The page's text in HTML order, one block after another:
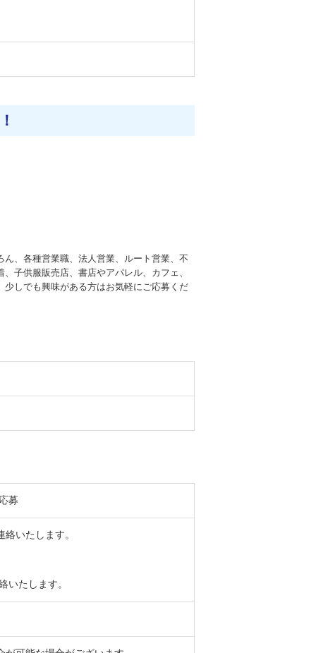
、各種営業職、法人営業、ルート営業、不
子供服販売店、書店やアパレル、カフェ、
しでも興味がある方はお気軽にご応募くだ
募
いたします。
いたします。